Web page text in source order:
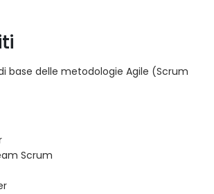
base delle metodologie Agile (Scrum
Scrum